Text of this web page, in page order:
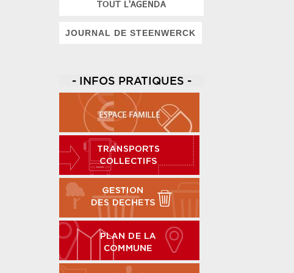
TOUT L'AGENDA
JOURNAL DE STEENWERCK
- INFOS PRATIQUES -